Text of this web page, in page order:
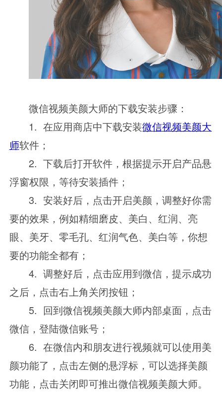
微信视频美颜大师的下载安装步骤：
1. 在应用商店中下载安装微信视频美颜大
师软件；
2. 下载后打开软件，根据提示开启产品悬
浮窗权限，等待安装插件；
3. 安装好后，点击开启美颜，调整好你需
要的效果，例如精细磨皮、美白、红润、亮
眼、美牙、零毛孔、红润气色、美白等，你想
要的功能全都有；
4. 调整好后，点击应用到微信，提示成功
之后，点击右上角关闭按钮；
5. 回到微信视频美颜大师内部桌面，点击
微信，登陆微信账号；
6. 在微信内和朋友进行视频就可以使用美
颜功能了，点击左侧的悬浮标，可以选择美颜
功能，点击关闭即可推出微信视频美颜大师。